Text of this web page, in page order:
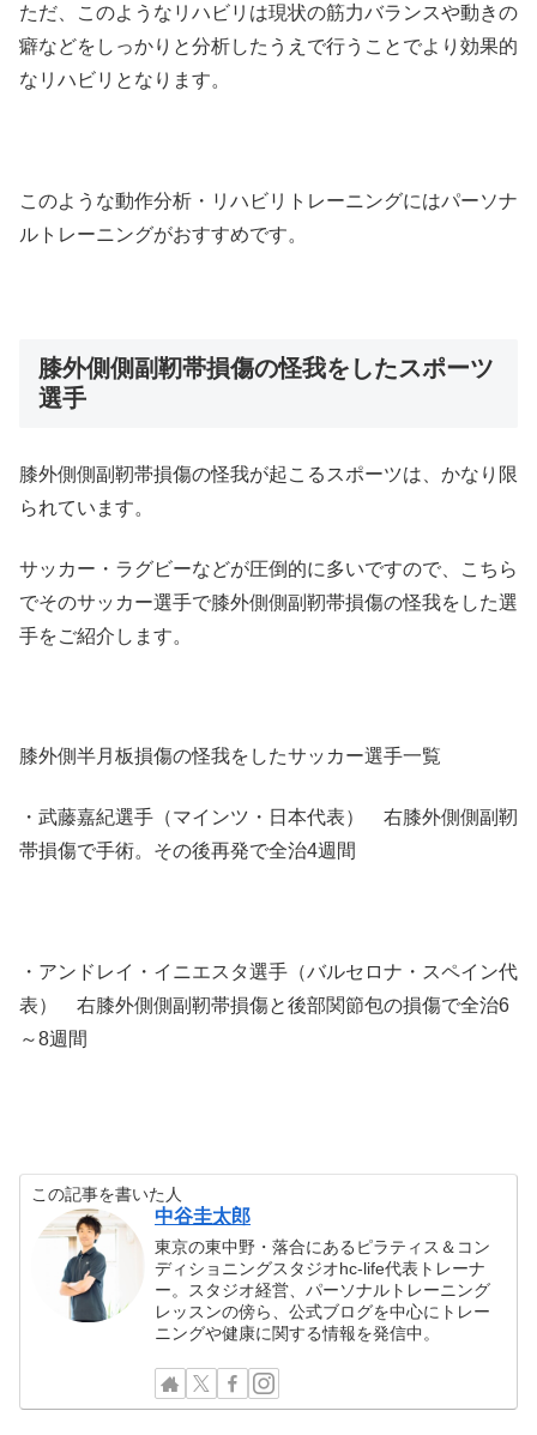
ただ、このようなリハビリは現状の筋力バランスや動きの
癖などをしっかりと分析したうえで行うことでより効果的
なリハビリとなります。
このような動作分析・リハビリトレーニングにはパーソナ
ルトレーニングがおすすめです。
膝外側側副靭帯損傷の怪我をしたスポーツ
選手
膝外側側副靭帯損傷の怪我が起こるスポーツは、かなり限
られています。
サッカー・ラグビーなどが圧倒的に多いですので、こちら
でそのサッカー選手で膝外側側副靭帯損傷の怪我をした選
手をご紹介します。
膝外側半月板損傷の怪我をしたサッカー選手一覧
・武藤嘉紀選手（マインツ・日本代表） 右膝外側側副靭
帯損傷で手術。その後再発で全治4週間
・アンドレイ・イニエスタ選手（バルセロナ・スペイン代
表） 右膝外側側副靭帯損傷と後部関節包の損傷で全治6
～8週間
この記事を書いた人
中谷圭太郎
東京の東中野・落合にあるピラティス＆コン
ディショニングスタジオhc-life代表トレーナ
ー。スタジオ経営、パーソナルトレーニング
レッスンの傍ら、公式ブログを中心にトレー
ニングや健康に関する情報を発信中。